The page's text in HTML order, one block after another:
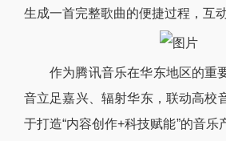
生成一首完整歌曲的便捷过程，互
作为腾讯音乐在华东地区的重
音立足嘉兴、辐射华东，联动高校
于打造“内容创作+科技赋能”的音乐